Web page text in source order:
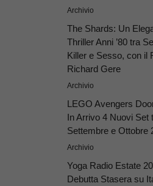
Archivio
The Shards: Un
Thriller Anni ’80 tra
Killer e Sesso, con il
Richard Gere
Archivio
LEGO Avengers
In Arrivo 4 Nuovi Set
Settembre e Ottobre
Archivio
Yoga Radio Estate
Debutta Stasera su